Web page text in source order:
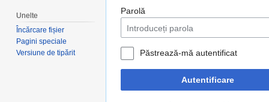
Parolă
Păstrează-mă autentificat
Autentificare
Unelte
Încărcare fișier
Pagini speciale
Versiune de tipărit